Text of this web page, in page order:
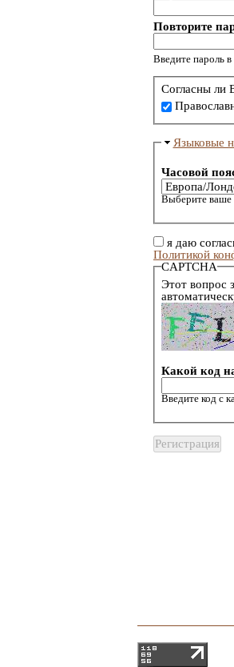
Повторите
Введите пароль в
Согласны ли
Языковые
Часовой
Выберите ваше
я даю
Политикой
CAPTCHA
Этот вопрос
Какой код
Введите код с